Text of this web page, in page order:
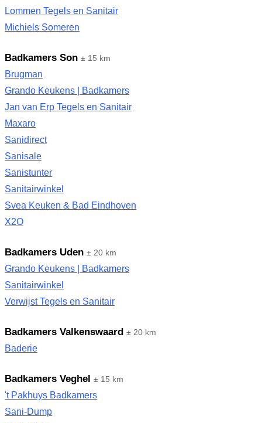
Lommen Tegels en Sanitair
Michiels Someren
Badkamers Son ± 15 km
Brugman
Grando Keukens | Badkamers
Jan van Erp Tegels en Sanitair
Maxaro
Sanidirect
Sanisale
Sanistunter
Sanitairwinkel
Svea Keuken & Bad Eindhoven
X2O
Badkamers Uden ± 20 km
Grando Keukens | Badkamers
Sanitairwinkel
Verwijst Tegels en Sanitair
Badkamers Valkenswaard ± 20 km
Baderie
Badkamers Veghel ± 15 km
't Pakhuys Badkamers
Sani-Dump